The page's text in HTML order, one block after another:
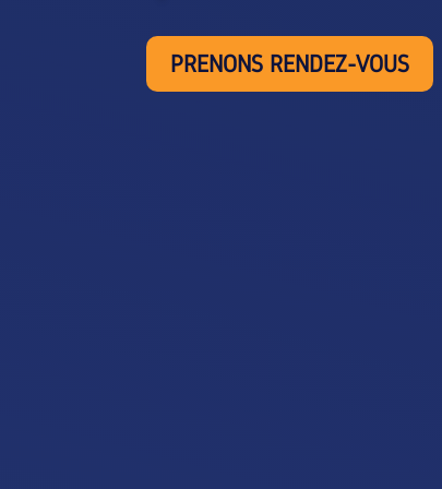
PRENONS RENDEZ-VOUS